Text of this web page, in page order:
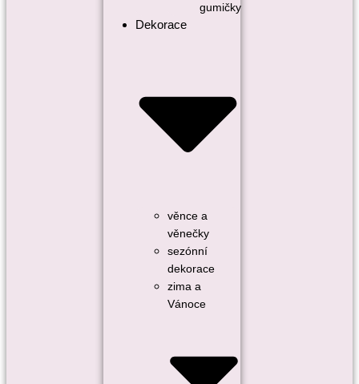
gumičky
Dekorace
věnce a
věnečky
sezónní
dekorace
zima a
Vánoce